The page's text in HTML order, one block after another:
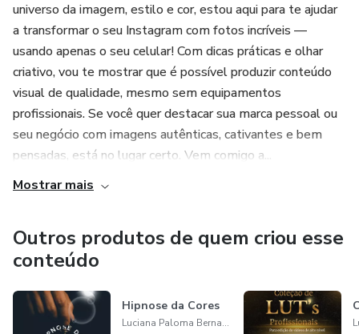
universo da imagem, estilo e cor, estou aqui para te ajudar
a transformar o seu Instagram com fotos incríveis —
usando apenas o seu celular! Com dicas práticas e olhar
criativo, vou te mostrar que é possível produzir conteúdo
visual de qualidade, mesmo sem equipamentos
profissionais. Se você quer destacar sua marca pessoal ou
seu negócio com imagens autênticas, cativantes e bem
pensadas, está no lugar certo. Vem comigo a...
Mostrar mais
Outros produtos de quem criou esse
conteúdo
Hipnose da Cores
Luciana Paloma Bernardo